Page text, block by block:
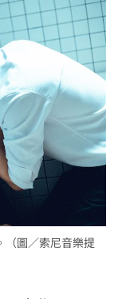
（圖／索尼音樂提